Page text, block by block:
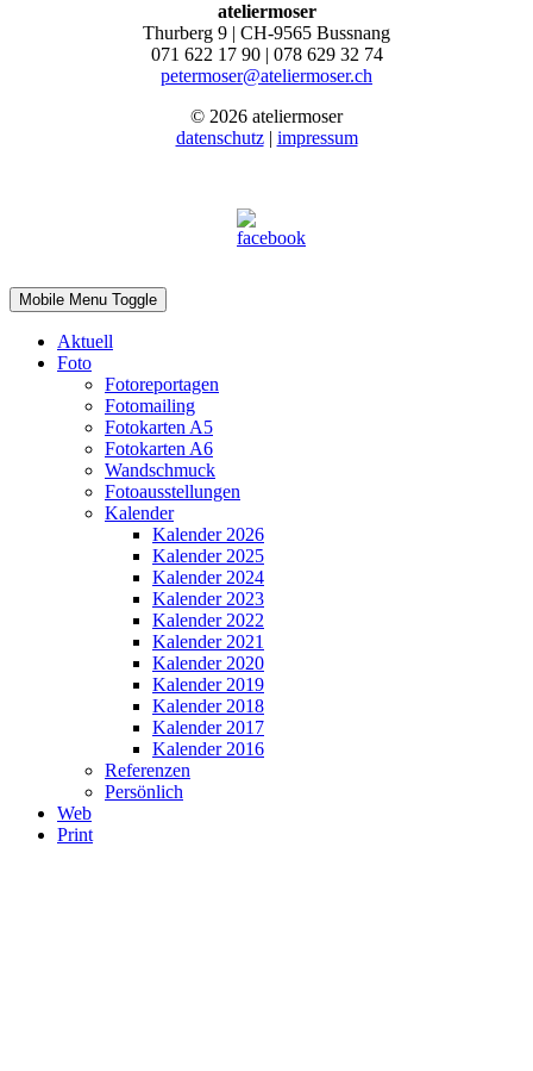
ateliermoser
Thurberg 9 | CH-9565 Bussnang
071 622 17 90 | 078 629 32 74
petermoser@ateliermoser.ch
© 2026 ateliermoser
datenschutz| impressum
Mobile Menu Toggle
Aktuell
Foto
Fotoreportagen
Fotomailing
Fotokarten A5
Fotokarten A6
Wandschmuck
Fotoausstellungen
Kalender
Kalender 2026
Kalender 2025
Kalender 2024
Kalender 2023
Kalender 2022
Kalender 2021
Kalender 2020
Kalender 2019
Kalender 2018
Kalender 2017
Kalender 2016
Referenzen
Persönlich
Web
Print